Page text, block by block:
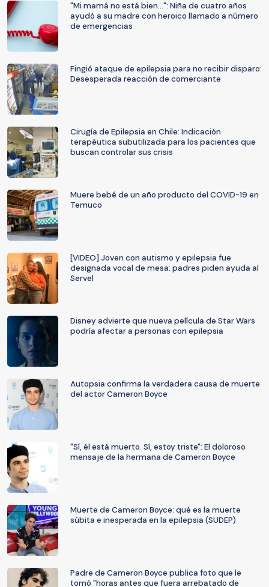
"Mi mamá no está bien...": Niña de cuatro años
ayudó a su madre con heroico llamado a número
de emergencias
Fingió ataque de epilepsia para no recibir disparo:
Desesperada reacción de comerciante
Cirugía de Epilepsia en Chile: Indicación
terapéutica subutilizada para los pacientes que
buscan controlar sus crisis
Muere bebé de un año producto del COVID-19 en
Temuco
[VIDEO] Joven con autismo y epilepsia fue
designada vocal de mesa: padres piden ayuda al
Servel
Disney advierte que nueva película de Star Wars
podría afectar a personas con epilepsia
Autopsia confirma la verdadera causa de muerte
del actor Cameron Boyce
"Sí, él está muerto. Sí, estoy triste": El doloroso
mensaje de la hermana de Cameron Boyce
Muerte de Cameron Boyce: qué es la muerte
súbita e inesperada en la epilepsia (SUDEP)
Padre de Cameron Boyce publica foto que le
tomó "horas antes que fuera arrebatado de